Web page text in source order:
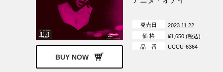
BUY NOW
発売日
2023.11.22
価 格
¥1,650 (税込)
品 番
UCCU-6364